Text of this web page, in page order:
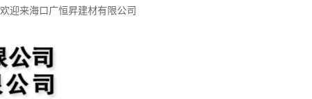
欢迎来海口广恒昇建材有限公司